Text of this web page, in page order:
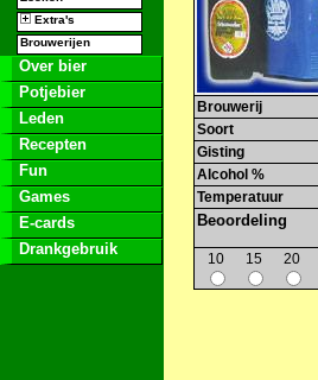
Extra's
Brouwerijen
Over bier
Potjebier
Leden
Recepten
Fun
Games
E-cards
Drankgebruik
Brouwerij
Soort
Gisting
Alcohol %
Temperatuur
Beoordeling
10 15 20